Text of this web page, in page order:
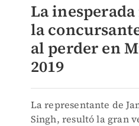
La
la
al perder en
2019
La representante de
Singh, resultó la gran